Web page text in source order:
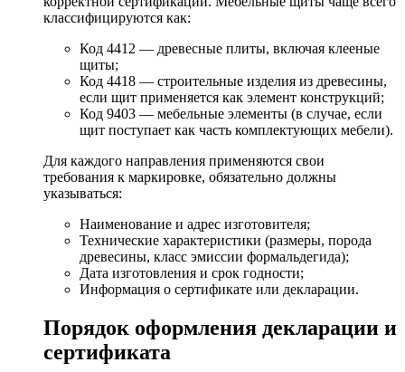
классифицируются как:
Код 4412 — древесные плиты, включая клееные
щиты;
Код 4418 — строительные изделия из древесины,
если щит применяется как элемент конструкций;
Код 9403 — мебельные элементы (в случае, если
щит поступает как часть комплектующих мебели).
Для каждого направления применяются свои
требования к маркировке, обязательно должны
указываться:
Наименование и адрес изготовителя;
Технические характеристики (размеры, порода
древесины, класс эмиссии формальдегида);
Дата изготовления и срок годности;
Информация о сертификате или декларации.
Порядок оформления декларации и
сертификата